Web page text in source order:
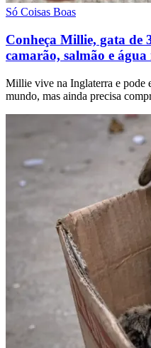
Só Coisas Boas
Conheça Millie, gata de
camarão, salmão e
Millie vive na Inglaterra e pode
mundo, mas ainda precisa